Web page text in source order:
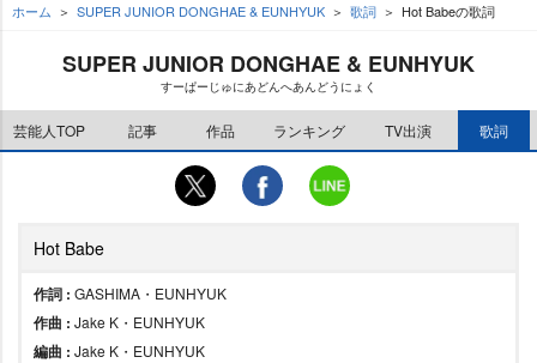
ホーム SUPER JUNIOR DONGHAE & EUNHYUK 歌詞 Hot Babeの歌詞
SUPER JUNIOR DONGHAE & EUNHYUK
すーぱーじゅにあどんへあんどうにょく
芸能人TOP 記事 作品 ランキング TV出演 歌詞
Hot Babe
作詞 : GASHIMA・EUNHYUK
作曲 : Jake K・EUNHYUK
編曲 : Jake K・EUNHYUK